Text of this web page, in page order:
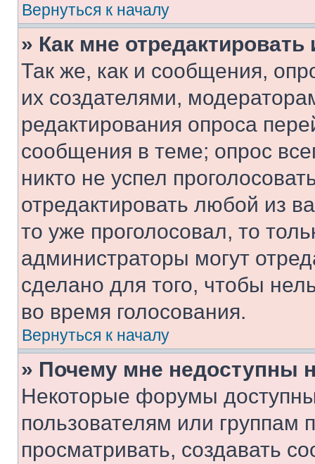
Вернуться к началу
» Как мне
Так же, как и сообщения,
их создателями,
редактирования опроса
сообщения в теме; опрос
никто не успел
отредактировать любой из
то уже проголосовал, то
администраторы могут
сделано для того, чтобы
во время голосования.
Вернуться к началу
» Почему мне недоступны
Некоторые форумы
пользователям или группам
просматривать, создавать